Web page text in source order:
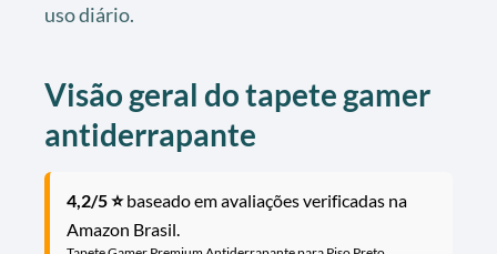
uso diário.
Visão geral do tapete gamer
antiderrapante
4,2/5 ⭐baseado em avaliações verificadas na
Amazon Brasil.